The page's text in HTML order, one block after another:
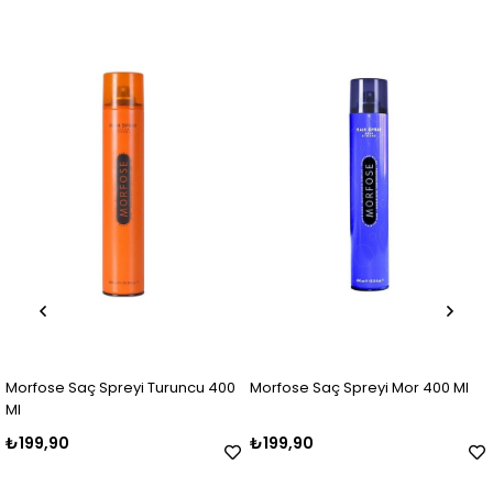
Morfose Saç Spreyi Turuncu 400
Ml
₺199,90
Morfose Saç Spreyi Mor 400 Ml
₺199,90